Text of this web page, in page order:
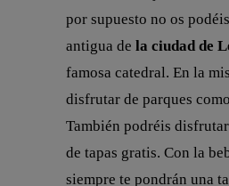
por supuesto no os
antigua dela ciudad de
famosa catedral. En la
disfrutar de parques
También podréis
de tapas gratis. Con la
siempre te pondrán una